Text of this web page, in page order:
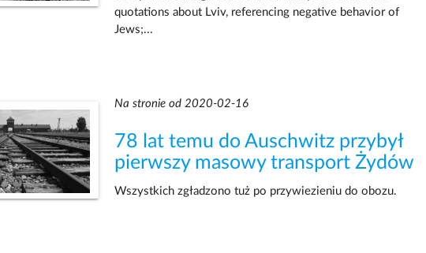
quotations about Lviv, referencing negative behavior of
Jews;...
Na stronie od 2020-02-16
78 lat temu do Auschwitz przybył
pierwszy masowy transport Żydów
Wszystkich zgładzono tuż po przywiezieniu do obozu.